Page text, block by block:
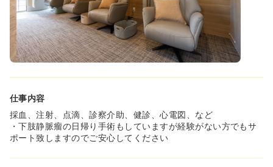
はそのような道もあります🎶
働きながら、健康で豊かな生活をともに歩みませんか？
仕事内容
採血、注射、点滴、診察介助、健診、心電図、など
・下肢静脈瘤の日帰り手術もしていますが経験がない方でもサ
ポート致しますのでご安心してください